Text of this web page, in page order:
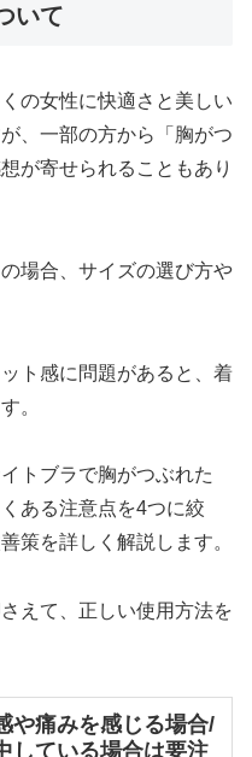
いて
の女性に快適さと美しい
、一部の方から「胸がつ
が寄せられることもあり
場合、サイズの選び方や
ト感に問題があると、着
。
トブラで胸がつぶれた
ある注意点を4つに絞
策を詳しく解説します。
えて、正しい使用方法を
や痛みを感じる場合/
している場合は要注